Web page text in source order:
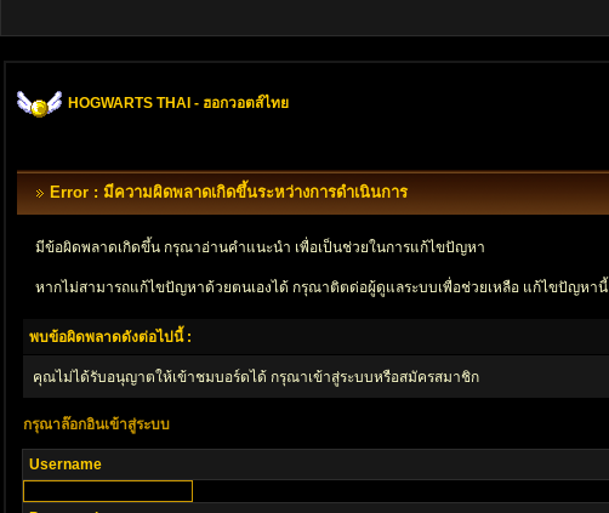
HOGWARTS THAI - ฮอกวอตส์ไทย
Error : มีความผิดพลาดเกิดขึ้นระหว่างการดำเนินการ
มีข้อผิดพลาดเกิดขึ้น กรุณาอ่านคำแนะนำ เพื่อเป็นช่วยในการแก้ไขปัญหา
หากไม่สามารถแก้ไขปัญหาด้วยตนเองได้ กรุณาติตด่อผู้ดูแลระบบเพื่อช่วยเหลือ แก้ไขปัญหานี้
พบข้อผิดพลาดดังต่อไปนี้ :
คุณไม่ได้รับอนุญาตให้เข้าชมบอร์ดได้ กรุณาเข้าสู่ระบบหรือสมัครสมาชิก
กรุณาล๊อกอินเข้าสู่ระบบ
Username